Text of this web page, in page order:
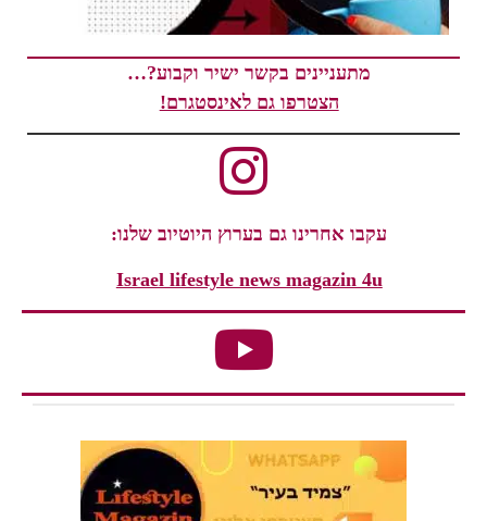
מתעניינים בקשר ישיר וקבוע?…
הצטרפו גם לאינסטגרם!
עקבו אחרינו גם בערוץ היוטיוב שלנו:
Israel lifestyle news magazin 4u